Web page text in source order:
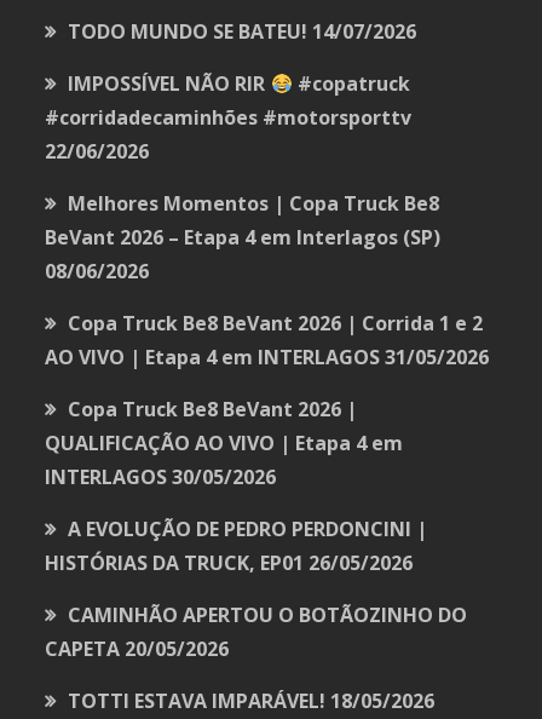
TODO MUNDO SE BATEU! 14/07/2026
IMPOSSÍVEL NÃO RIR
#copatruck
#corridadecaminhões #motorsporttv
22/06/2026
Melhores Momentos | Copa Truck Be8
BeVant 2026 – Etapa 4 em Interlagos (SP)
08/06/2026
Copa Truck Be8 BeVant 2026 | Corrida 1 e 2
AO VIVO | Etapa 4 em INTERLAGOS 31/05/2026
Copa Truck Be8 BeVant 2026 |
QUALIFICAÇÃO AO VIVO | Etapa 4 em
INTERLAGOS 30/05/2026
A EVOLUÇÃO DE PEDRO PERDONCINI |
HISTÓRIAS DA TRUCK, EP01 26/05/2026
CAMINHÃO APERTOU O BOTÃOZINHO DO
CAPETA 20/05/2026
TOTTI ESTAVA IMPARÁVEL! 18/05/2026